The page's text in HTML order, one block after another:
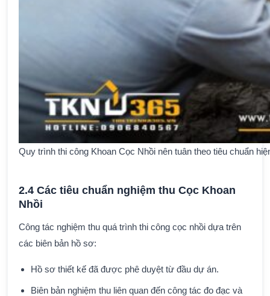
Quy trình thi công Khoan Cọc Nhồi nên tuân theo tiêu chuẩn
2.4 Các tiêu chuẩn nghiệm thu Cọc Khoan
Nhồi
Công tác nghiệm thu quá trình thi công cọc nhồi dựa trên
các biên bản hồ sơ:
Hồ sơ thiết kế đã được phê duyệt từ đầu dự án.
Biên bản nghiệm thu liên quan đến công tác đo đạc và